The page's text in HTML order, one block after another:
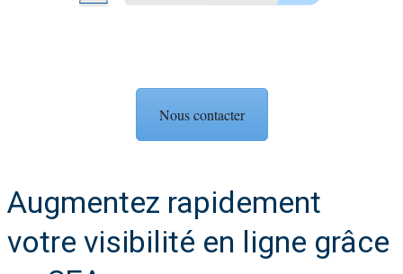
Nous contacter
Augmentez rapidement
votre visibilité en ligne grâce